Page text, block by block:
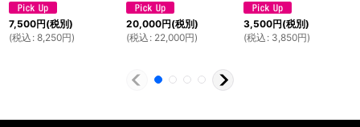
7,500円(税別)
(税込 : 8,250円)
20,000円(税別)
(税込 : 22,000円)
3,500円(税別)
(税込 : 3,850円)